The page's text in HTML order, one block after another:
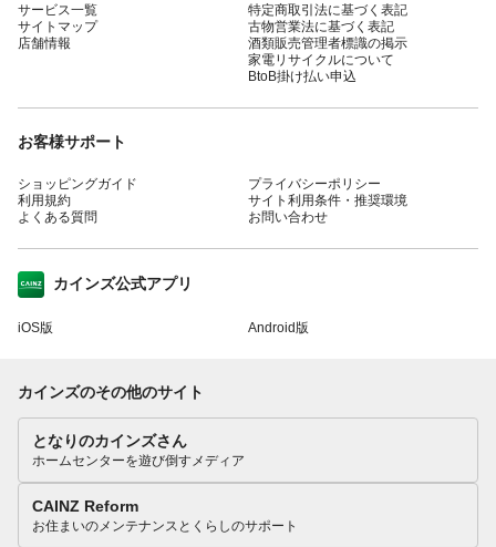
サービス一覧
サイトマップ
店舗情報
特定商取引法に基づく表記
古物営業法に基づく表記
酒類販売管理者標識の掲示
家電リサイクルについて
BtoB掛け払い申込
お客様サポート
ショッピングガイド
利用規約
よくある質問
プライバシーポリシー
サイト利用条件・推奨環境
お問い合わせ
カインズ公式アプリ
iOS版 Android版
カインズのその他のサイト
となりのカインズさん
ホームセンターを遊び倒すメディア
CAINZ Reform
お住まいのメンテナンスとくらしのサポート